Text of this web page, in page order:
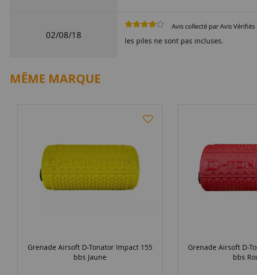
02/08/18
Avis collecté par Avis Vérifiés
les piles ne sont pas incluses.
MÊME MARQUE
Grenade Airsoft D-Tonator Impact 155
bbs Jaune
Grenade Airsoft D-
bbs